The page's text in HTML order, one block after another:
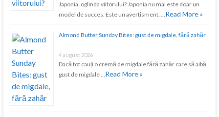
Japonia, oglinda viitorului? Japonia nu mai este doar un
model de succes. Este un avertisment. …Read More »
Almond Butter Sunday Bites: gust de migdale, fără zahăr
4 august 2026
Dacă tot cauți o cremă de migdale fără zahăr care să aibă
gust de migdale …Read More »